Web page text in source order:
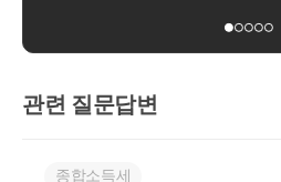
관련 질문답변
종합소득세